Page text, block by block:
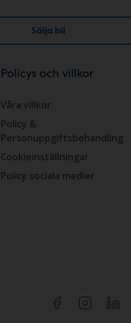
Sälja bil
Policys och villkor
Våra villkor
Policy &
Personuppgiftsbehandling
Cookieinställningar
Policy sociala medier